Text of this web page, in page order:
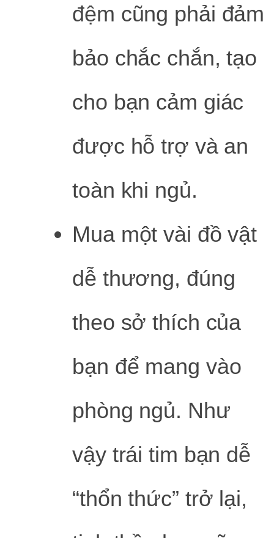
đệm cũng phải đảm
bảo chắc chắn, tạo
cho bạn cảm giác
được hỗ trợ và an
toàn khi ngủ.
Mua một vài đồ vật
dễ thương, đúng
theo sở thích của
bạn để mang vào
phòng ngủ. Như
vậy trái tim bạn dễ
“thổn thức” trở lại,